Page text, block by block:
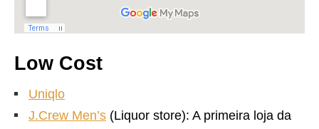
Low Cost
Uniqlo
J.Crew Men’s (Liquor store): A primeira loja da